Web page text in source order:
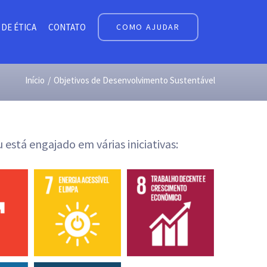
ÉTICA CONTATO COMO AJUDAR
Início / Objetivos de Desenvolvimento Sustentável
está engajado em várias iniciativas: